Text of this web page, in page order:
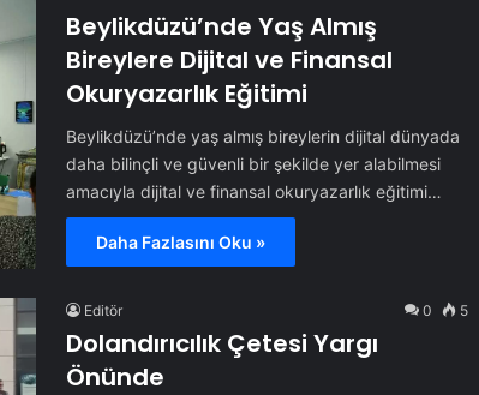
Beylikdüzü’nde Yaş Almış
Bireylere Dijital ve Finansal
Okuryazarlık Eğitimi
Beylikdüzü’nde yaş almış bireylerin dijital dünyada
daha bilinçli ve güvenli bir şekilde yer alabilmesi
amacıyla dijital ve finansal okuryazarlık eğitimi…
Daha Fazlasını Oku »
Editör 0 5
Dolandırıcılık Çetesi Yargı
Önünde